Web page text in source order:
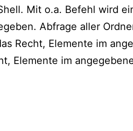
Mit o.a. Befehl wird
Abfrage aller
Recht, Elemente im
Elemente im